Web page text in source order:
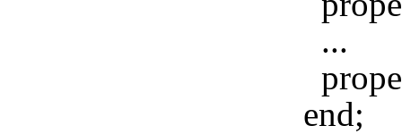
...
end;